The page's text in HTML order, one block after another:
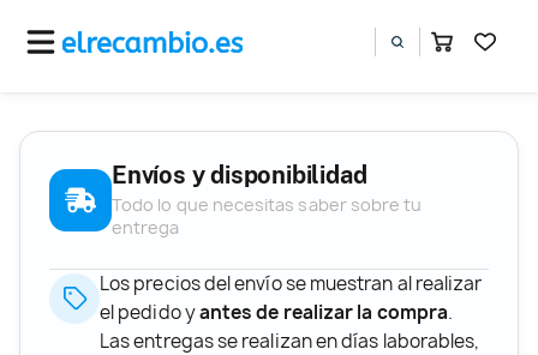
Envíos y disponibilidad
Todo lo que necesitas saber sobre tu
entrega
Los precios del envío se muestran al realizar
el pedido yantes de realizar la compra.
Las entregas se realizan en días laborables,